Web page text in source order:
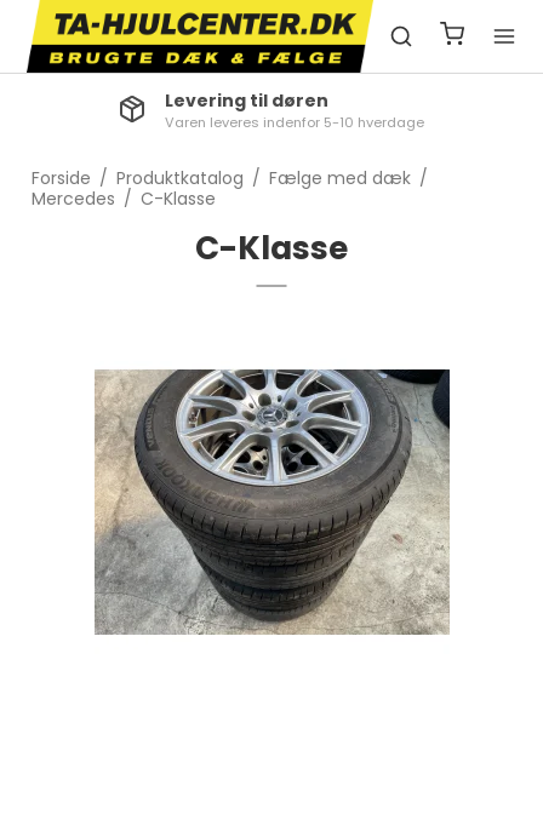
Kundeservice
Ring på +45 81 37 69 44
Forside / Produktkatalog / Fælge med dæk /
Mercedes / C-Klasse
C-Klasse